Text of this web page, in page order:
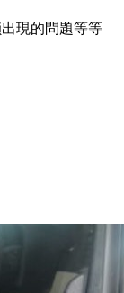
現的問題等等